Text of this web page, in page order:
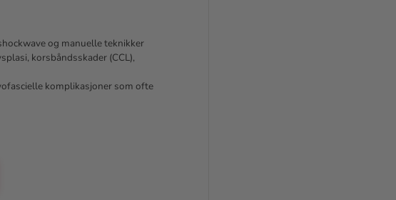
og manuelle teknikker
korsbåndsskader (CCL),
komplikasjoner som ofte